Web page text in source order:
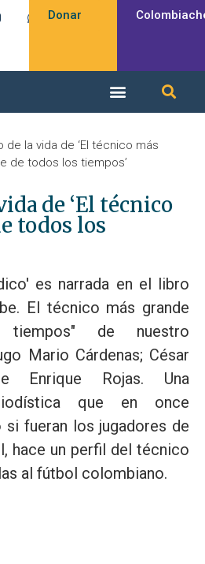
Donar
de la vida de ‘El técnico más
de todos los tiempos’
de ‘El técnico
todos los
es narrada en el libro
El técnico más grande
de nuestro
Mario Cárdenas; César
Enrique Rojas. Una
que en once
fueran los jugadores de
hace un perfil del técnico
al fútbol colombiano.